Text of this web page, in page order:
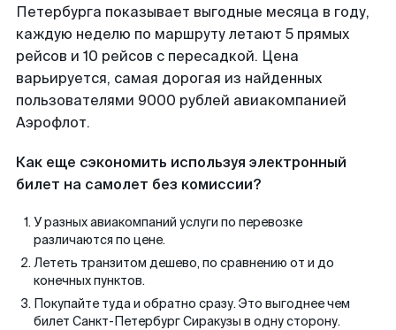
Петербурга показывает выгодные месяца в году,
каждую неделю по маршруту летают 5 прямых
рейсов и 10 рейсов с пересадкой. Цена
варьируется, самая дорогая из найденных
пользователями 9000 рублей авиакомпанией
Аэрофлот.
Как еще сэкономить используя электронный
билет на самолет без комиссии?
У разных авиакомпаний услуги по перевозке
различаются по цене.
Лететь транзитом дешево, по сравнению от и до
конечных пунктов.
Покупайте туда и обратно сразу. Это выгоднее чем
билет Санкт-Петербург Сиракузы в одну сторону.